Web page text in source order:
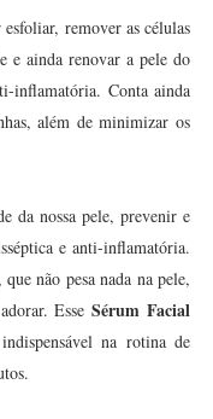
remover as células
e ainda renovar a pele do
inflamatória. Conta ainda
além de minimizar os
da nossa pele, prevenir e
e anti-inflamatória.
não pesa nada na pele,
EsseSérum Facial
na rotina de